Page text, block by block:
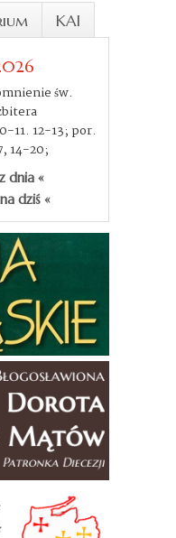
KAI
św.
11. 12-13; por.
14-20;
dnia «
dziś «